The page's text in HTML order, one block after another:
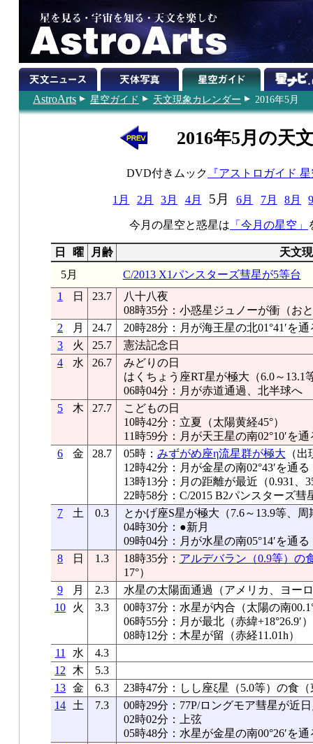
AstroArts 星空ガイド 天文現象カレンダー 2016年5月
2016年5月の天
DVD付きムック 『アストロガイド
1月 2月 3月 4月 5月 6月 7月 8月
今月の星空と惑星は 「今月の星空」
日 曜 月齢
天文
5月
C/2013 X1パンスターズ彗星が5等台
1
日 23.7
八十八夜
08時35分：小惑星ジュノーが衝（お
2
月 24.7
20時28分：月が海王星の北01°41′を通
3
火 25.7
憲法記念日
4
水 26.7
みどりの日
はくちょう座RT星が極大（6.0～13.1
06時04分：月が赤道通過、北半球へ
5
木 27.7
こどもの日
10時42分：立夏（太陽黄経45°）
11時59分：月が天王星の南02°10′を通
6
金 28.7 05時： みずがめ座η流星群が極大 （
12時42分：月が金星の南02°43′を通る
13時13分：月の距離が最近（0.931、
22時58分：C/2015 B2パンスターズ彗
7
土 0.3
とかげ座S星が極大（7.6～13.9等、周
04時30分：●新月
09時04分：月が水星の南05°14′を通る
8
日 1.3 18時35分： アルデバラン（0.9等）の
17°）
9
月 2.3
水星の太陽面通過（アメリカ、ヨー
10
火 3.3
00時37分：水星が内合（太陽の南
06時55分：月が最北（赤緯+18°26.9′）
08時12分：木星が留（赤経11.01h）
11
水
4.3
12
木
5.3
13 金 6.3
23時47分：しし座ξ星（5.0等）の食
14
土 7.3
00時29分：77P/ロングモア彗星が近
02時02分：上弦
05時48分：水星が金星の南00°26′を通